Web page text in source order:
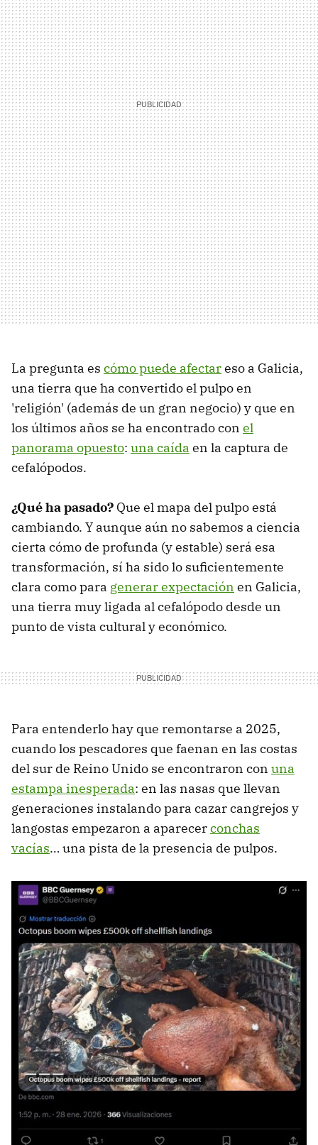
La pregunta es cómo puede afectareso a Galicia,
una tierra que ha convertido el pulpo en
'religión' (además de un gran negocio) y que en
los últimos años se ha encontrado con el
panorama opuesto: una caída en la captura de
cefalópodos.
¿Qué ha pasado? Que el mapa del pulpo está
cambiando. Y aunque aún no sabemos a ciencia
cierta cómo de profunda (y estable) será esa
transformación, sí ha sido lo suficientemente
clara como para generar expectación en Galicia,
una tierra muy ligada al cefalópodo desde un
punto de vista cultural y económico.
Para entenderlo hay que remontarse a 2025,
cuando los pescadores que faenan en las costas
del sur de Reino Unido se encontraron con una
estampa inesperada: en las nasas que llevan
generaciones instalando para cazar cangrejos y
langostas empezaron a aparecerconchas
vacías… una pista de la presencia de pulpos.